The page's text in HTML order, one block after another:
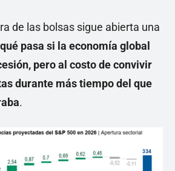
de las bolsas sigue abierta una
qué pasa si la economía global
pero al costo de convivir
durante más tiempo del que
.